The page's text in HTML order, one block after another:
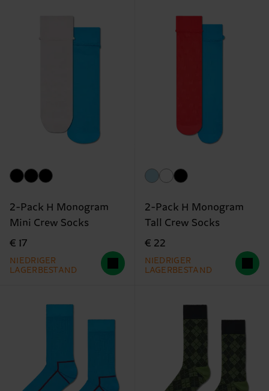
2-Pack H Monogram
Mini Crew Socks
€ 17
NIEDRIGER
LAGERBESTAND
2-Pack H Monogram
Tall Crew Socks
€ 22
NIEDRIGER
LAGERBESTAND